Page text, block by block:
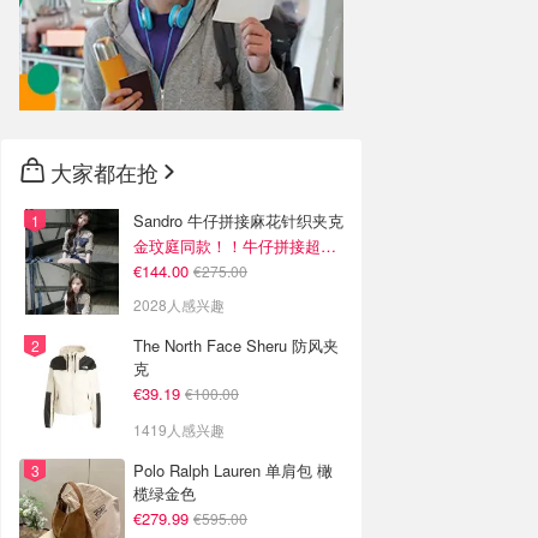
大家都在抢
Sandro 牛仔拼接麻花针织夹克
金玟庭同款！！牛仔拼接超有层次感
€144.00 €275.00
2028人感兴趣
The North Face Sheru 防风夹
克
€39.19 €100.00
1419人感兴趣
Polo Ralph Lauren 单肩包 橄
榄绿金色
€279.99 €595.00